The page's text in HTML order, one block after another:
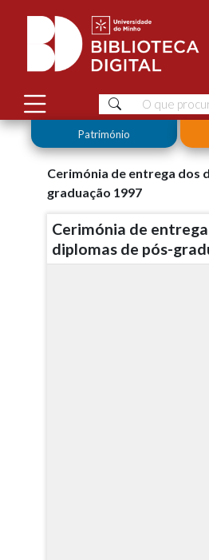
Património
Cerimónia de entrega dos
graduação 1997
Cerimónia de
diplomas de pós-